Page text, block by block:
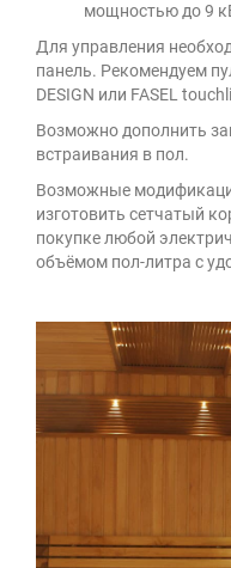
мощностью до 9
Для управления
панель. Рекомендуем
DESIGN или FASEL
Возможно дополнить
встраивания в пол.
Возможные
изготовить сетчатый
покупке любой
объёмом пол-литра с